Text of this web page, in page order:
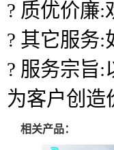
? 质优价廉:
? 其它服务
? 服务宗旨
为客户创造
相关产品：